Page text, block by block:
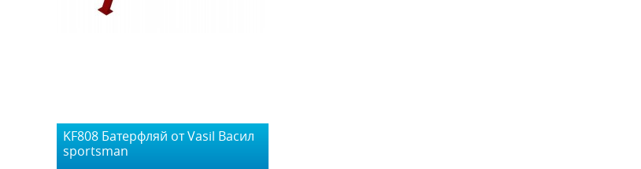
KF808 Батерфляй от Vasil Васил
sportsman